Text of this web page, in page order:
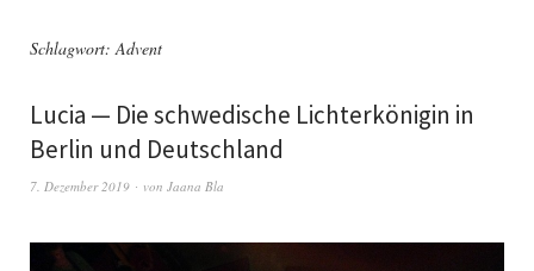
Schlagwort:Advent
Lucia — Die schwedische Lichterkönigin in
Berlin und Deutschland
7. Dezember 2019 von Jaana Bla